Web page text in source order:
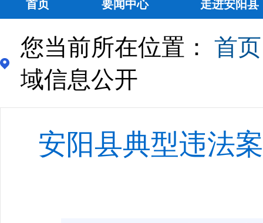
首页 要闻中心 走进安阳县
您当前所在位置： 首页
域信息公开
安阳县典型违法